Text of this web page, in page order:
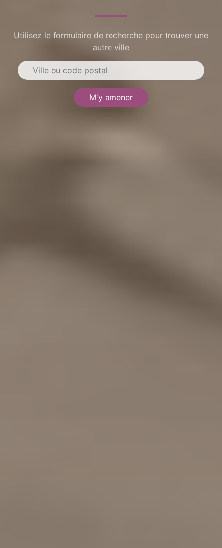
Utilisez le formulaire de recherche pour trouver une
autre ville
M'y amener